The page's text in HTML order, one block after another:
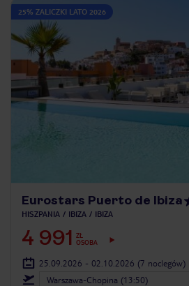
25% ZALICZKI LATO 2026
Eurostars Puerto de Ibiza
HISZPANIA IBIZA IBIZA
4 991
ZŁ
OSOBA
25.09.2026 - 02.10.2026 (7 noclegów)
Warszawa-Chopina (13:50)